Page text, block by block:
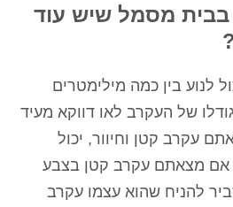
מסמל שיש עוד
לנוע בין כמה מילימטרים
של העקרב לאו דווקא מעיד
עקרב קטן וחיוור, יכול
אם מצאתם עקרב קטן בצבע
להניח שהוא עצמו עקרב